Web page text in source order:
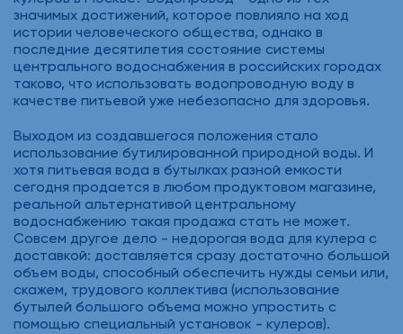
значимых достижений, которое повлияло на ход
истории человеческого общества, однако в
последние десятилетия состояние системы
центрального водоснабжения в российских городах
таково, что использовать водопроводную воду в
качестве питьевой уже небезопасно для здоровья.
Выходом из создавшегося положения стало
использование бутилированной природной воды. И
хотя питьевая вода в бутылках разной емкости
сегодня продается в любом продуктовом магазине,
реальной альтернативой центральному
водоснабжению такая продажа стать не может.
Совсем другое дело - недорогая вода для кулера с
доставкой: доставляется сразу достаточно большой
объем воды, способный обеспечить нужды семьи или,
скажем, трудового коллектива (использование
бутылей большого объема можно упростить с
помощью специальный установок - кулеров).